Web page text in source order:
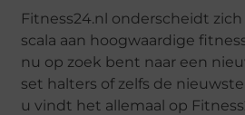
Fitness24.nl onderscheidt
scala aan hoogwaardige
nu op zoek bent naar een
set halters of zelfs de
u vindt het allemaal op